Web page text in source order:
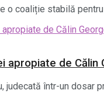
o coaliție stabilă
apropiate de
judecată într-un dosar